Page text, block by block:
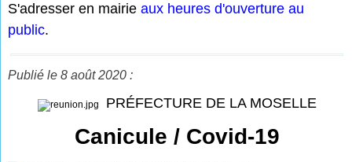
S'adresser en mairieaux heures d'ouverture au
public.
Publié le 8 août 2020 :
PRÉFECTURE DE LA MOSELLE
Canicule / Covid-19